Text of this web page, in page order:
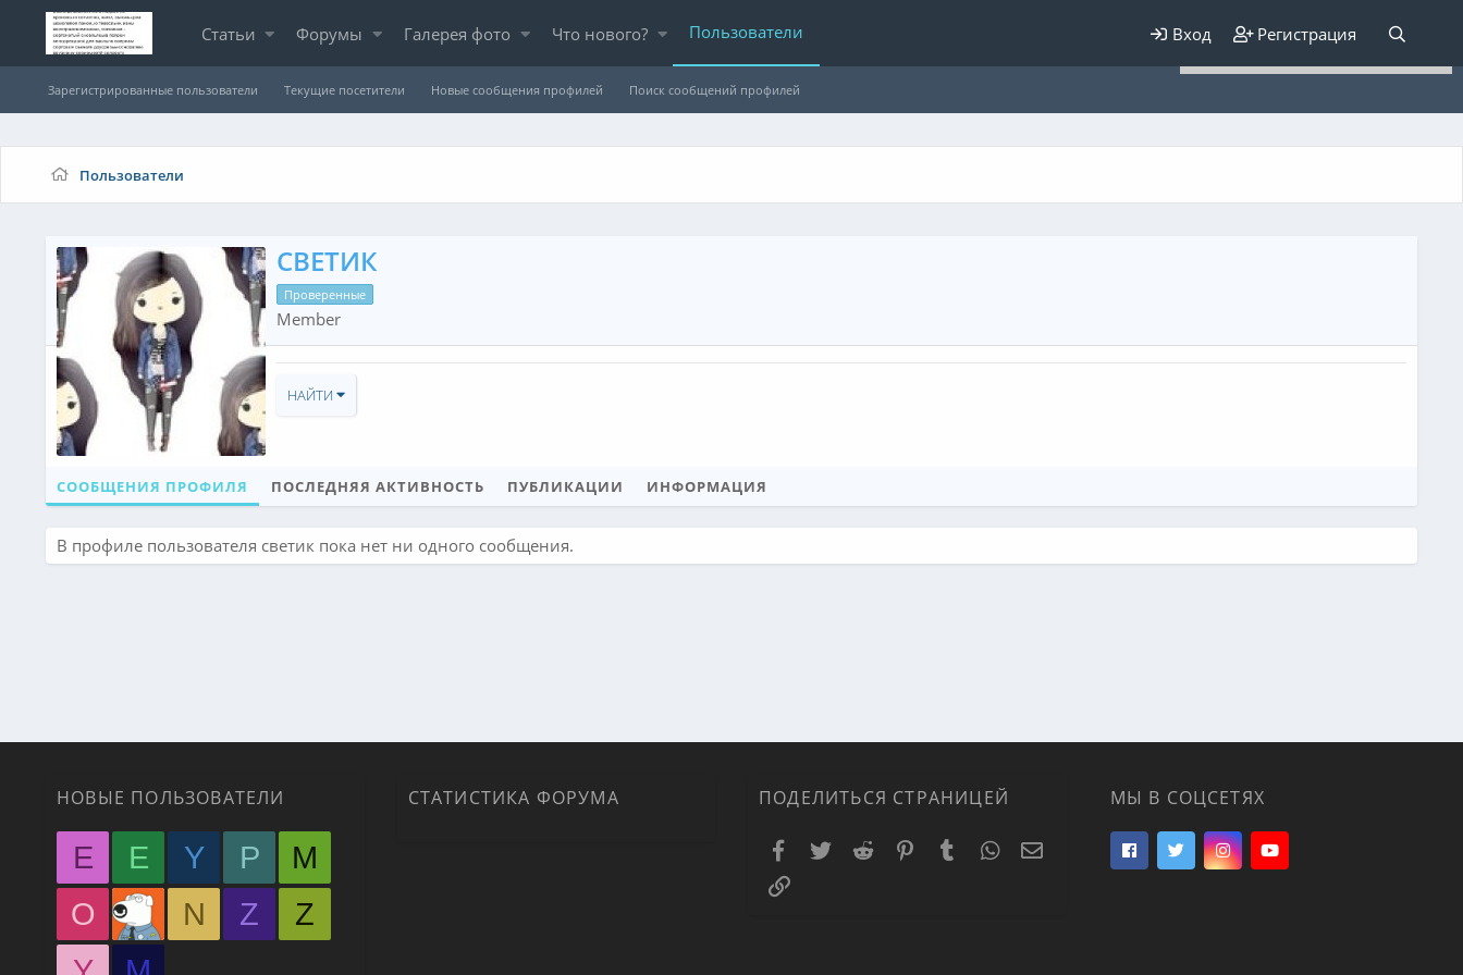
Статьи Форумы Галерея фото Что нового? Пользователи Вход Регистрация
Зарегистрированные пользователи Текущие посетители Новые сообщения профилей Поиск сообщений профилей
Пользователи
СВЕТИК
Проверенные
Member
НАЙТИ
СООБЩЕНИЯ ПРОФИЛЯ ПОСЛЕДНЯЯ АКТИВНОСТЬ ПУБЛИКАЦИИ ИНФОРМАЦИЯ
В профиле пользователя светик пока нет ни одного сообщения.
НОВЫЕ ПОЛЬЗОВАТЕЛИ
E E Y P
M
O
N Z
Z
СТАТИСТИКА ФОРУМА ПОДЕЛИТЬСЯ СТРАНИЦЕЙ
Facebook
TwitterReddit PinterestTumblrWhatsAppЭлектронная почта
Ссылка
МЫ В СОЦСЕТЯХ
Для любых предложений по